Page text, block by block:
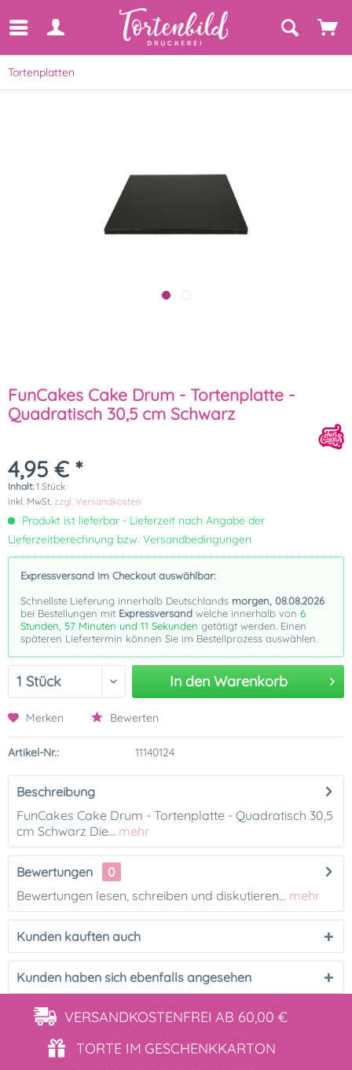
Tortenplatten
FunCakes Cake Drum - Tortenplatte -
Quadratisch 30,5 cm Schwarz
4,95 € *
Inhalt: 1 Stück
inkl. MwSt. zzgl. Versandkosten
Produkt ist lieferbar - Lieferzeit nach Angabe der
Lieferzeitberechnung bzw. Versandbedingungen
Expressversand im Checkout auswählbar:
Schnellste Lieferung innerhalb Deutschlands morgen, 08.08.2026
bei Bestellungen mit Expressversand welche innerhalb von 6
Stunden, 57 Minuten und 10 Sekunden getätigt werden. Einen
späteren Liefertermin können Sie im Bestellprozess auswählen.
In den Warenkorb
Merken Bewerten
Artikel-Nr.: 11140124
Beschreibung
FunCakes Cake Drum - Tortenplatte - Quadratisch 30,5
cm Schwarz Die... mehr
Bewertungen
0
Bewertungen lesen, schreiben und diskutieren... mehr
Kunden kauften auch
Kunden haben sich ebenfalls angesehen
VERSANDKOSTENFREI AB 60,00 €
TORTE IM GESCHENKKARTON